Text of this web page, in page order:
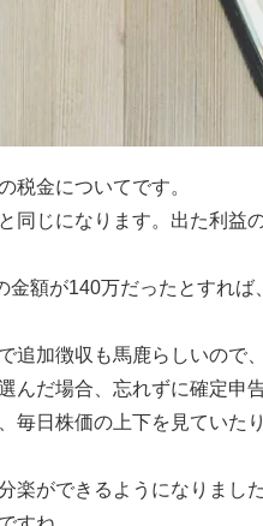
税金についてです。
同じになります。出た利益
額が140万だったとすれ
追加徴収も馬鹿らしいので
んだ場合、忘れずに確定申
毎日株価の上下を見ていた
楽ができるようになりまし